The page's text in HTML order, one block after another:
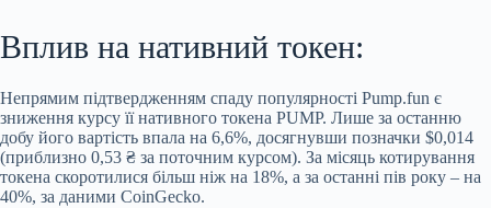
Вплив на нативний токен:
Непрямим підтвердженням спаду популярності Pump.fun є
зниження курсу її нативного токена PUMP. Лише за останню
добу його вартість впала на 6,6%, досягнувши позначки $0,014
(приблизно 0,53 ₴ за поточним курсом). За місяць котирування
токена скоротилися більш ніж на 18%, а за останні пів року – на
40%, за даними CoinGecko.